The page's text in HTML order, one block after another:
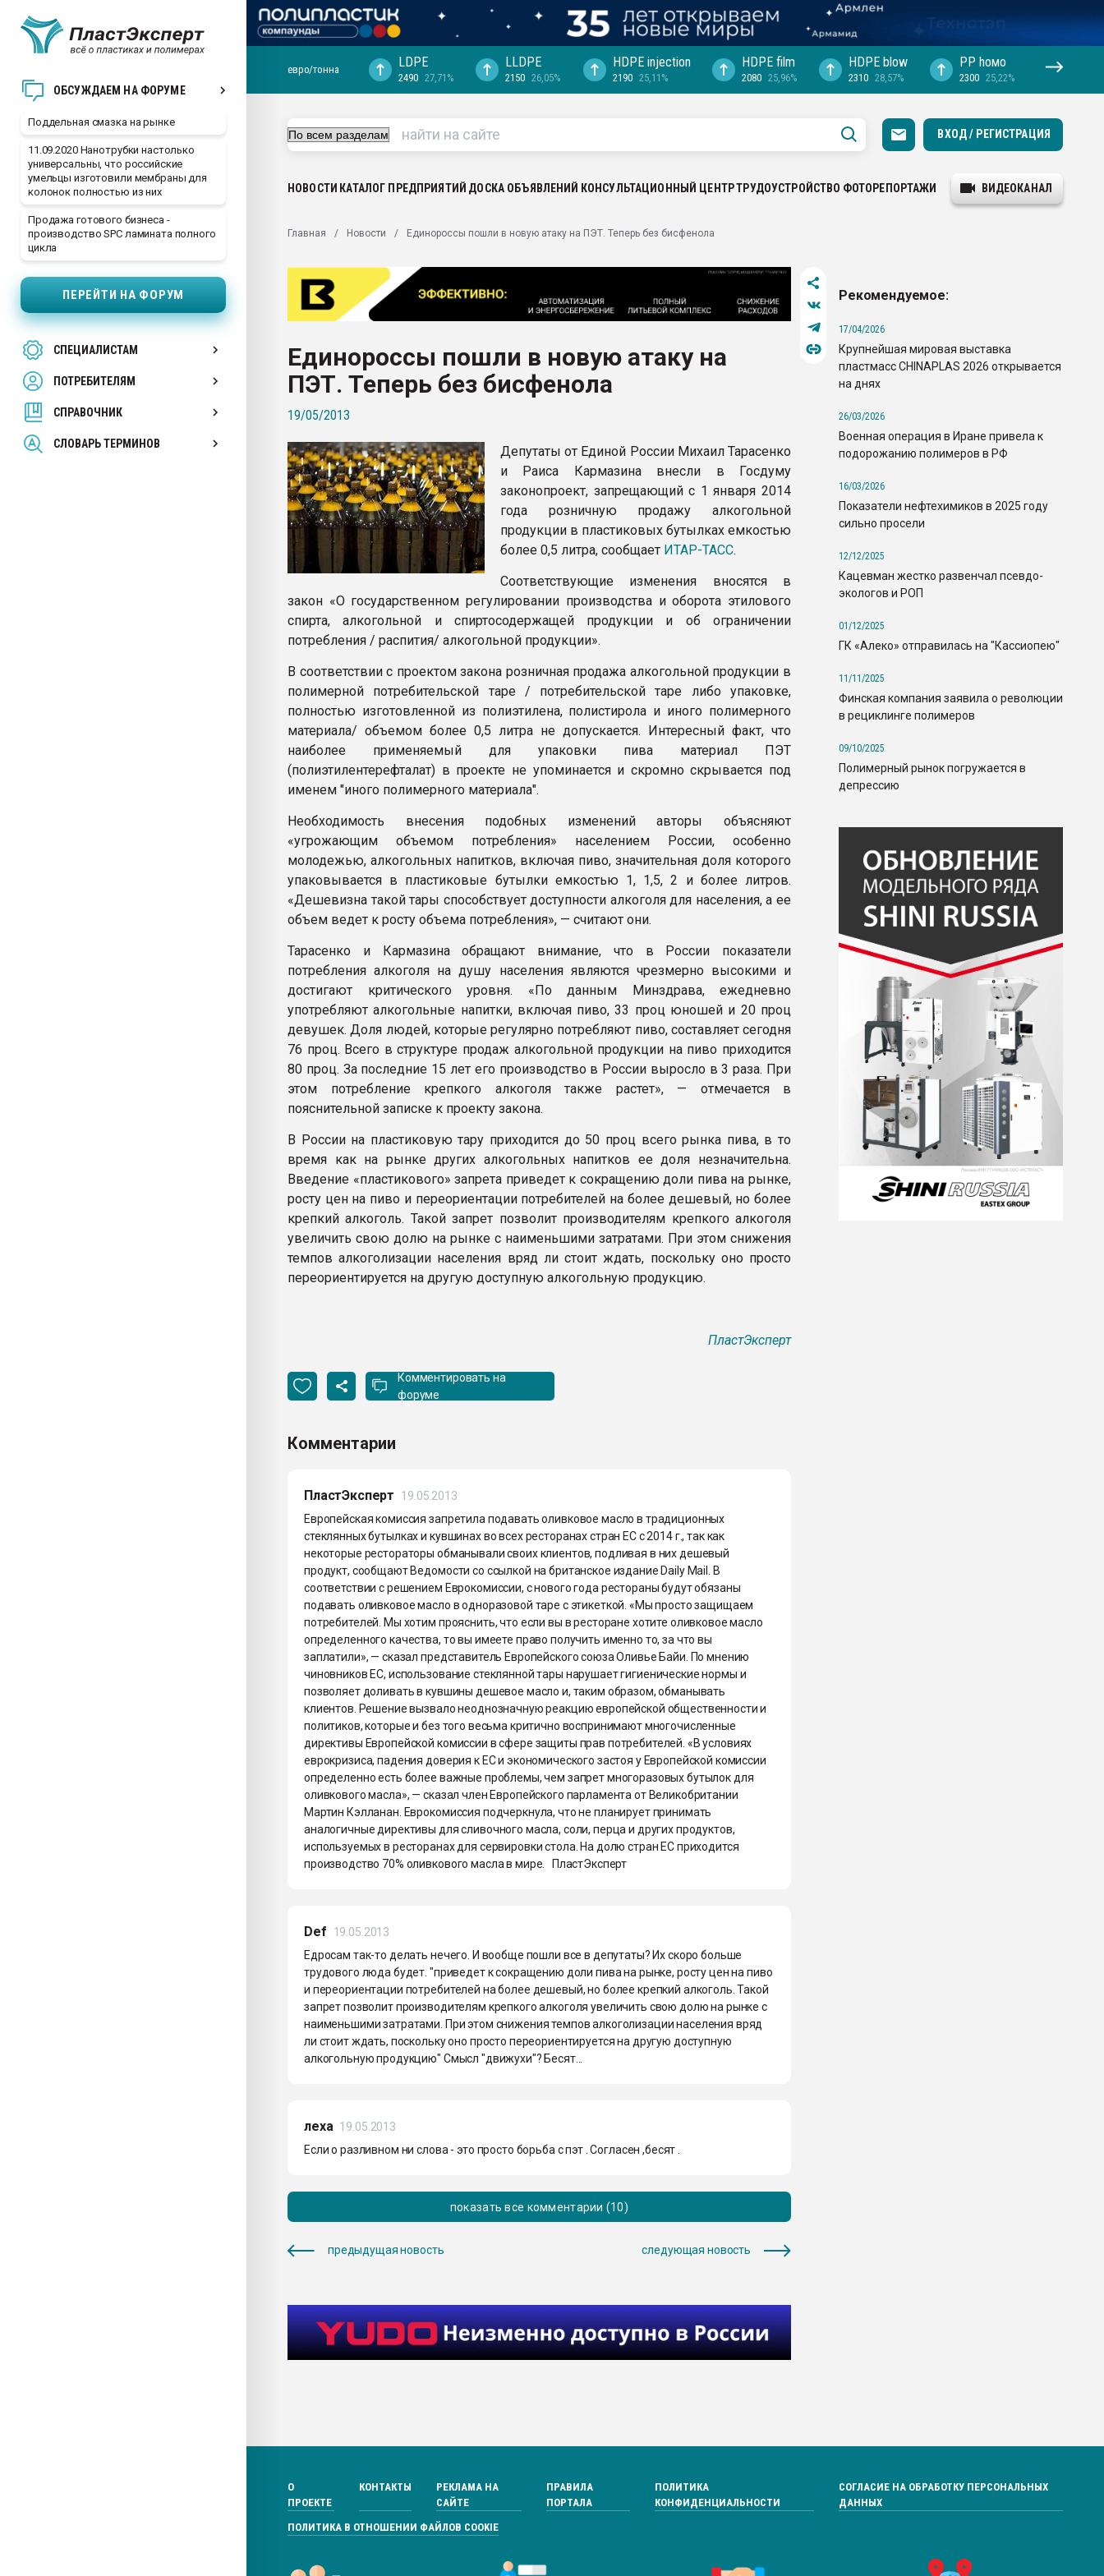
ОБСУЖДАЕМ НА ФОРУМЕ
Поддельная смазка на рынке
11.09.2020 Нанотрубки настолько
универсальны, что российские
умельцы изготовили мембраны для
колонок полностью из них
Продажа готового бизнеса -
производство SPC ламината полного
цикла
ПЕРЕЙТИ НА ФОРУМ
СПЕЦИАЛИСТАМ
ПОТРЕБИТЕЛЯМ
СПРАВОЧНИК
СЛОВАРЬ ТЕРМИНОВ
ближайшее подмосковье, с.-в.
Подмосковье, Москва
первый план в переработке
28.07.2026 "Технониколь" довольна
ситуацией на строительном рынке
Всё, что касается выдува ПЭТ
Материал поверхности пуансона для
Продам отходы Композиция
поликарбоната и АБС-пластика
Armaloy PC/ABS-1IM черный цвет
евро/тонна LDPE
2490 27,71%
LLDPE
2150 26,05%
HDPE injection
2190 25,11%
HDPE film
2080 25,96%
HDPE blow
2310 28,57%
PP hомо
2300 25,22%
ВХОД / РЕГИСТРАЦИЯ
НОВОСТИ КАТАЛОГ ПРЕДПРИЯТИЙ ДОСКА ОБЪЯВЛЕНИЙ КОНСУЛЬТАЦИОННЫЙ ЦЕНТРТРУДОУСТРОЙСТВО ФОТОРЕПОРТАЖИ ВИДЕОКАНАЛ
Главная Новости Единороссы пошли в новую атаку на ПЭТ. Теперь без бисфенола
Единороссы пошли в новую атаку на
ПЭТ. Теперь без бисфенола
19/05/2013
Депутаты от Единой России Михаил Тарасенко
и Раиса Кармазина внесли в Госдуму
законопроект, запрещающий с 1 января 2014
года розничную продажу алкогольной
продукции в пластиковых бутылках емкостью
более 0,5 литра, сообщает ИТАР-ТАСС.
Соответствующие изменения вносятся в
закон «О государственном регулировании производства и оборота этилового
спирта, алкогольной и спиртосодержащей продукции и об ограничении
потребления / распития/ алкогольной продукции».
В соответствии с проектом закона розничная продажа алкогольной продукции в
полимерной потребительской таре / потребительской таре либо упаковке,
полностью изготовленной из полиэтилена, полистирола и иного полимерного
материала/ объемом более 0,5 литра не допускается. Интересный факт, что
наиболее применяемый для упаковки пива материал ПЭТ
(полиэтилентерефталат) в проекте не упоминается и скромно скрывается под
именем "иного полимерного материала".
Необходимость внесения подобных изменений авторы объясняют
«угрожающим объемом потребления» населением России, особенно
молодежью, алкогольных напитков, включая пиво, значительная доля которого
упаковывается в пластиковые бутылки емкостью 1, 1,5, 2 и более литров.
«Дешевизна такой тары способствует доступности алкоголя для населения, а ее
объем ведет к росту объема потребления», — считают они.
Тарасенко и Кармазина обращают внимание, что в России показатели
потребления алкоголя на душу населения являются чрезмерно высокими и
достигают критического уровня. «По данным Минздрава, ежедневно
употребляют алкогольные напитки, включая пиво, 33 проц юношей и 20 проц
девушек. Доля людей, которые регулярно потребляют пиво, составляет сегодня
76 проц. Всего в структуре продаж алкогольной продукции на пиво приходится
80 проц. За последние 15 лет его производство в России выросло в 3 раза. При
этом потребление крепкого алкоголя также растет», — отмечается в
пояснительной записке к проекту закона.
В России на пластиковую тару приходится до 50 проц всего рынка пива, в то
время как на рынке других алкогольных напитков ее доля незначительна.
Введение «пластикового» запрета приведет к сокращению доли пива на рынке,
росту цен на пиво и переориентации потребителей на более дешевый, но более
крепкий алкоголь. Такой запрет позволит производителям крепкого алкоголя
увеличить свою долю на рынке с наименьшими затратами. При этом снижения
темпов алкоголизации населения вряд ли стоит ждать, поскольку оно просто
переориентируется на другую доступную алкогольную продукцию.
ПластЭксперт
Комментировать на
форуме
Комментарии
ПластЭксперт
19.05.2013
Европейская комиссия запретила подавать оливковое масло в традиционных
стеклянных бутылках и кувшинах во всех ресторанах стран ЕС с 2014 г., так как
некоторые рестораторы обманывали своих клиентов, подливая в них дешевый
продукт, сообщают Ведомости со ссылкой на британское издание Daily Mail. В
соответствии с решением Еврокомиссии, с нового года рестораны будут обязаны
подавать оливковое масло в одноразовой таре с этикеткой. «Мы просто защищаем
потребителей. Мы хотим прояснить, что если вы в ресторане хотите оливковое масло
определенного качества, то вы имеете право получить именно то, за что вы
заплатили», — сказал представитель Европейского союза Оливье Байи. По мнению
чиновников ЕС, использование стеклянной тары нарушает гигиенические нормы и
позволяет доливать в кувшины дешевое масло и, таким образом, обманывать
клиентов. Решение вызвало неоднозначную реакцию европейской общественности и
политиков, которые и без того весьма критично воспринимают многочисленные
директивы Европейской комиссии в сфере защиты прав потребителей. «В условиях
еврокризиса, падения доверия к ЕС и экономического застоя у Европейской комиссии
определенно есть более важные проблемы, чем запрет многоразовых бутылок для
оливкового масла», — сказал член Европейского парламента от Великобритании
Мартин Кэлланан. Еврокомиссия подчеркнула, что не планирует принимать
аналогичные директивы для сливочного масла, соли, перца и других продуктов,
используемых в ресторанах для сервировки стола. На долю стран ЕС приходится
производство 70% оливкового масла в мире. ПластЭксперт
Def
19.05.2013
Едросам так-то делать нечего. И вообще пошли все в депутаты? Их скоро больше
трудового люда будет. "приведет к сокращению доли пива на рынке, росту цен на пиво
и переориентации потребителей на более дешевый, но более крепкий алкоголь. Такой
запрет позволит производителям крепкого алкоголя увеличить свою долю на рынке с
наименьшими затратами. При этом снижения темпов алкоголизации населения вряд
ли стоит ждать, поскольку оно просто переориентируется на другую доступную
алкогольную продукцию" Смысл "движухи"? Бесят...
леха 19.05.2013
Если о разливном ни слова - это просто борьба с пэт . Согласен ,бесят .
показать все комментарии (10)
предыдущая новость следующая новость
Рекомендуемое:
17/04/2026
Крупнейшая мировая выставка
пластмасс CHINAPLAS 2026 открывается
на днях
26/03/2026
Военная операция в Иране привела к
подорожанию полимеров в РФ
16/03/2026
Показатели нефтехимиков в 2025 году
сильно просели
12/12/2025
Кацевман жестко развенчал псевдо-
экологов и РОП
01/12/2025
ГК «Алеко» отправилась на "Кассиопею"
11/11/2025
Финская компания заявила о революции
в рециклинге полимеров
09/10/2025
Полимерный рынок погружается в
депрессию
О
ПРОЕКТЕ
КОНТАКТЫ
РЕКЛАМА НА
САЙТЕ
ПРАВИЛА
ПОРТАЛА
ПОЛИТИКА
КОНФИДЕНЦИАЛЬНОСТИ
СОГЛАСИЕ НА ОБРАБОТКУ ПЕРСОНАЛЬНЫХ
ДАННЫХ
ПОЛИТИКА В ОТНОШЕНИИ ФАЙЛОВ COOKIE